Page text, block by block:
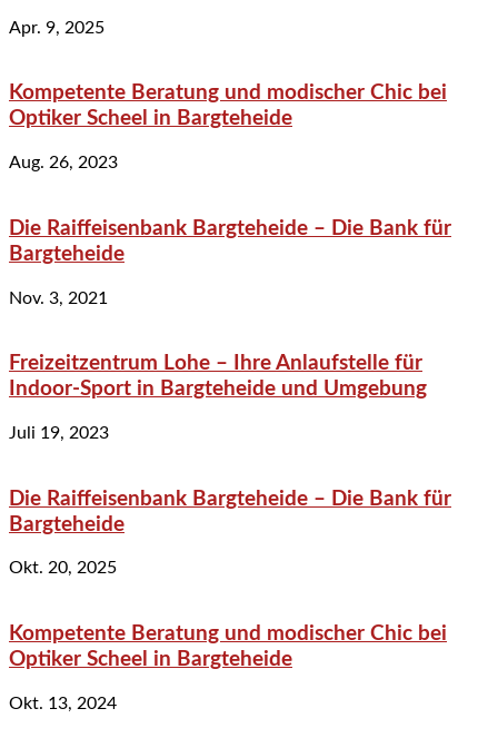
Apr. 9, 2025
Kompetente Beratung und modischer Chic bei
Optiker Scheel in Bargteheide
Aug. 26, 2023
Die Raiffeisenbank Bargteheide – Die Bank für
Bargteheide
Nov. 3, 2021
Freizeitzentrum Lohe – Ihre Anlaufstelle für
Indoor-Sport in Bargteheide und Umgebung
Juli 19, 2023
Die Raiffeisenbank Bargteheide – Die Bank für
Bargteheide
Okt. 20, 2025
Kompetente Beratung und modischer Chic bei
Optiker Scheel in Bargteheide
Okt. 13, 2024